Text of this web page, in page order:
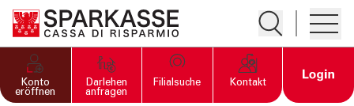
Suche öffnen
PRIVATKUNDEN UND
FAMILIEN
Konto
eröffnen
Darlehen
anfragen
Filialsuche Kontakt Open